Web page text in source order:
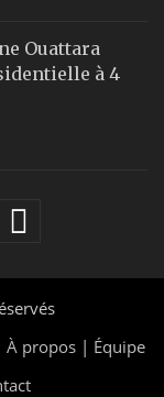
Ouattara
à 4
À propos | Équipe